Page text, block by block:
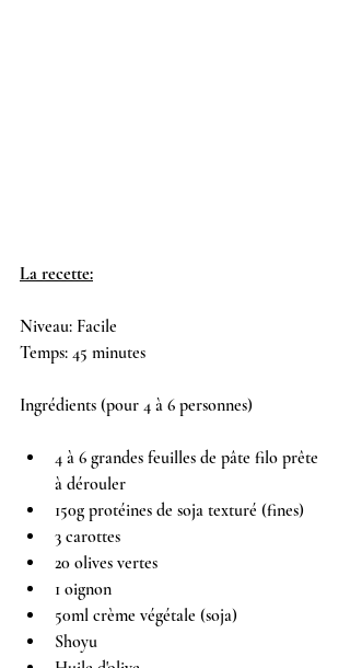
La recette:
Niveau: Facile
Temps: 45 minutes
Ingrédients (pour 4 à 6 personnes)
4 à 6 grandes feuilles de pâte filo prête
à dérouler
150g protéines de soja texturé (fines)
3 carottes
20 olives vertes
1 oignon
50ml crème végétale (soja)
Shoyu